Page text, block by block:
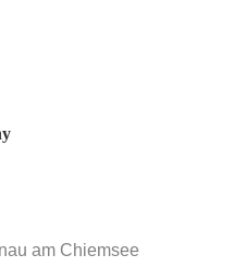
am Chiemsee